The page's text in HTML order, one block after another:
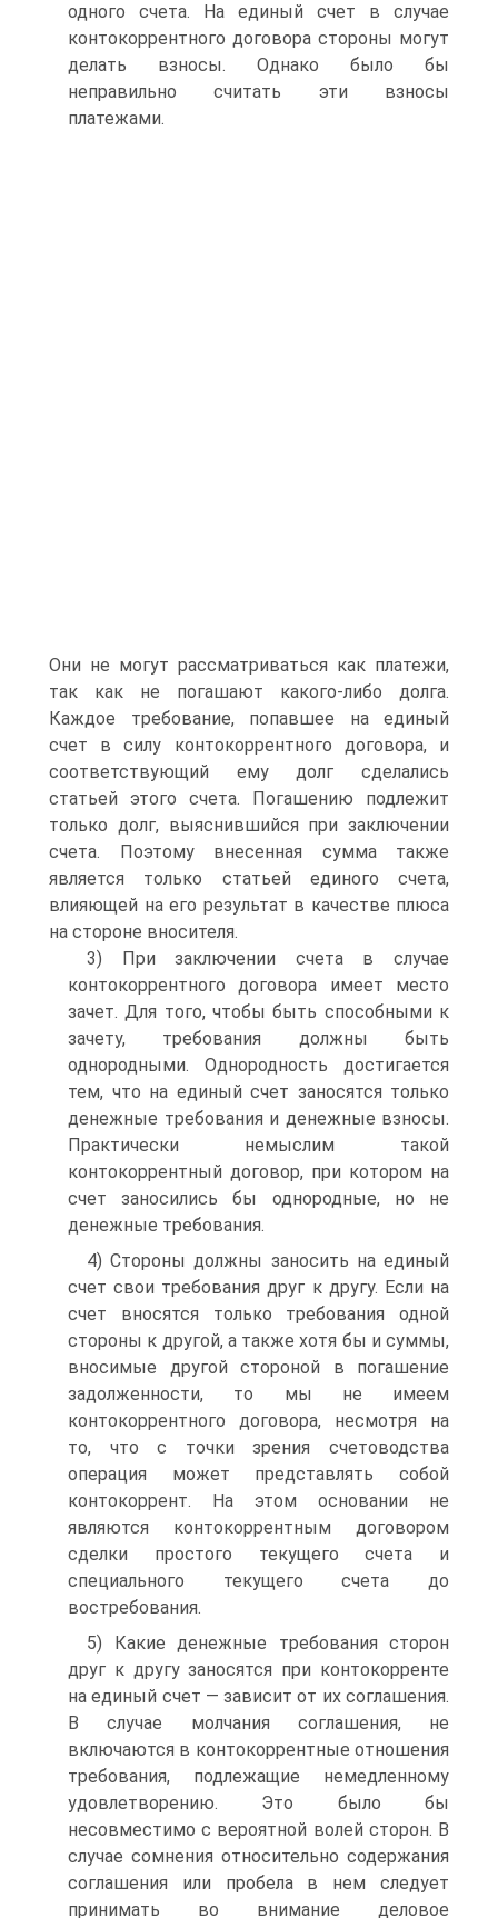
одного счета. На единый счет в случае
контокоррентного договора стороны могут
делать взносы. Однако было бы
неправильно считать эти взносы
платежами.
Они не могут рассматриваться как платежи,
так как не погашают какого-либо долга.
Каждое требование, попавшее на единый
счет в силу контокоррентного договора, и
соответствующий ему долг сделались
статьей этого счета. Погашению подлежит
только долг, выяснившийся при заключении
счета. Поэтому внесенная сумма также
является только статьей единого счета,
влияющей на его результат в качестве плюса
на стороне вносителя.
3) При заключении счета в случае
контокоррентного договора имеет место
зачет. Для того, чтобы быть способными к
зачету, требования должны быть
однородными. Однородность достигается
тем, что на единый счет заносятся только
денежные требования и денежные взносы.
Практически немыслим такой
контокоррентный договор, при котором на
счет заносились бы однородные, но не
денежные требования.
4) Стороны должны заносить на единый
счет свои требования друг к другу. Если на
счет вносятся только требования одной
стороны к другой, а также хотя бы и суммы,
вносимые другой стороной в погашение
задолженности, то мы не имеем
контокоррентного договора, несмотря на
то, что с точки зрения счетоводства
операция может представлять собой
контокоррент. На этом основании не
являются контокоррентным договором
сделки простого текущего счета и
специального текущего счета до
востребования.
5) Какие денежные требования сторон
друг к другу заносятся при контокорренте
на единый счет — зависит от их соглашения.
В случае молчания соглашения, не
включаются в контокоррентные отношения
требования, подлежащие немедленному
удовлетворению. Это было бы
несовместимо с вероятной волей сторон. В
случае сомнения относительно содержания
соглашения или пробела в нем следует
принимать во внимание деловое